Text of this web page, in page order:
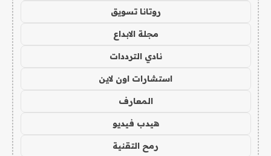
روتانا تسويق
مجلة الابداع
نادي الترددات
استشارات اون لاين
المعارف
هيدب فيديو
رمح التقنية